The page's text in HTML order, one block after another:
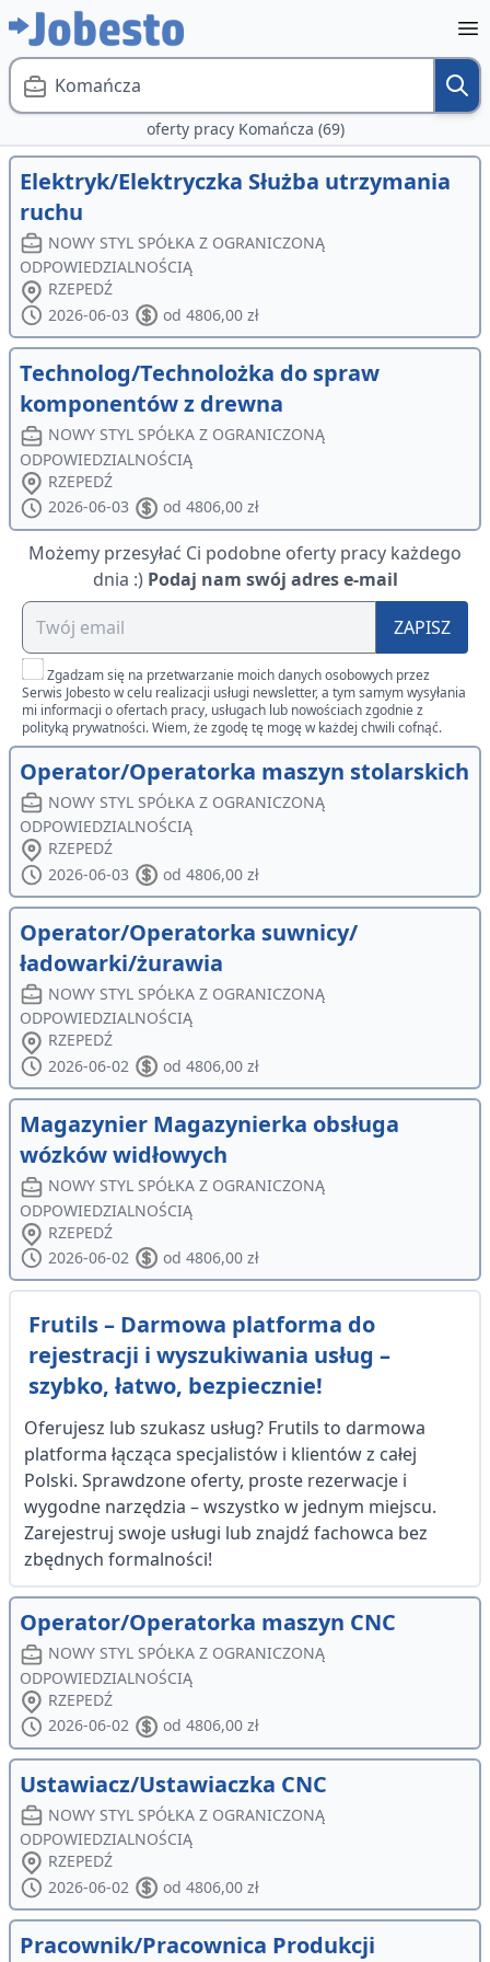
Komańcza
oferty pracy Komańcza (69)
Elektryk/Elektryczka Służba utrzymania
ruchu
NOWY STYL SPÓŁKA Z OGRANICZONĄ
ODPOWIEDZIALNOŚCIĄ
RZEPEDŹ
2026-06-03
od 4806,00 zł
Technolog/Technolożka do spraw
komponentów z drewna
NOWY STYL SPÓŁKA Z OGRANICZONĄ
ODPOWIEDZIALNOŚCIĄ
RZEPEDŹ
2026-06-03
od 4806,00 zł
Możemy przesyłać Ci podobne oferty pracy każdego
dnia :) Podaj nam swój adres e-mail
ZAPISZ
Zgadzam się na przetwarzanie moich danych osobowych przez
Serwis Jobesto w celu realizacji usługi newsletter, a tym samym wysyłania
mi informacji o ofertach pracy, usługach lub nowościach zgodnie z
polityką prywatności. Wiem, że zgodę tę mogę w każdej chwili cofnąć.
Operator/Operatorka maszyn stolarskich
NOWY STYL SPÓŁKA Z OGRANICZONĄ
ODPOWIEDZIALNOŚCIĄ
RZEPEDŹ
2026-06-03
od 4806,00 zł
Operator/Operatorka suwnicy/
ładowarki/żurawia
NOWY STYL SPÓŁKA Z OGRANICZONĄ
ODPOWIEDZIALNOŚCIĄ
RZEPEDŹ
2026-06-02
od 4806,00 zł
Magazynier Magazynierka obsługa
wózków widłowych
NOWY STYL SPÓŁKA Z OGRANICZONĄ
ODPOWIEDZIALNOŚCIĄ
RZEPEDŹ
2026-06-02
od 4806,00 zł
Frutils – Darmowa platforma do
rejestracji i wyszukiwania usług –
szybko, łatwo, bezpiecznie!
Oferujesz lub szukasz usług? Frutils to darmowa
platforma łącząca specjalistów i klientów z całej
Polski. Sprawdzone oferty, proste rezerwacje i
wygodne narzędzia – wszystko w jednym miejscu.
Zarejestruj swoje usługi lub znajdź fachowca bez
zbędnych formalności!
Operator/Operatorka maszyn CNC
NOWY STYL SPÓŁKA Z OGRANICZONĄ
ODPOWIEDZIALNOŚCIĄ
RZEPEDŹ
2026-06-02
od 4806,00 zł
Ustawiacz/Ustawiaczka CNC
NOWY STYL SPÓŁKA Z OGRANICZONĄ
ODPOWIEDZIALNOŚCIĄ
RZEPEDŹ
2026-06-02
od 4806,00 zł
Pracownik/Pracownica Produkcji